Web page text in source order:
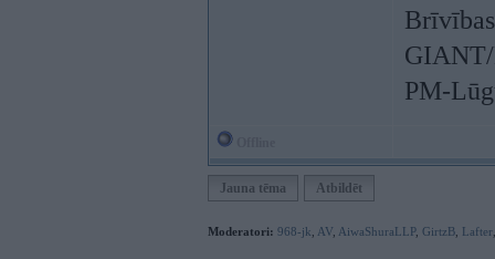
GIANT/
PM-
Jauna tēma Atbildēt
Moderatori: 968-jk AV AiwaShuraLLP, GirtzB Lafter